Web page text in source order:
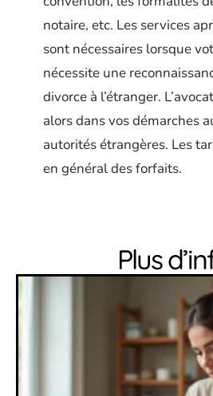
notaire, etc. Les services
sont nécessaires lorsque
nécessite une
divorce à l’étranger.
alors dans vos démarches
autorités étrangères. Les
en général des forfaits.
Plus